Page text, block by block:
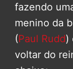
fazendo
menino da
(Paul Rudd)
voltar do